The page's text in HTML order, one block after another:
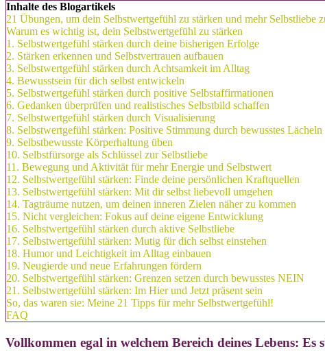
Inhalte des Blogartikels
21 Übungen, um dein Selbstwertgefühl zu stärken und mehr Selbstliebe
Warum es wichtig ist, dein Selbstwertgefühl zu stärken
1. Selbstwertgefühl stärken durch deine bisherigen Erfolge
2. Stärken erkennen und Selbstvertrauen aufbauen
3. Selbstwertgefühl stärken durch Achtsamkeit im Alltag
4. Bewusstsein für dich selbst entwickeln
5. Selbstwertgefühl stärken durch positive Selbstaffirmationen
6. Gedanken überprüfen und realistisches Selbstbild schaffen
7. Selbstwertgefühl stärken durch Visualisierung
8. Selbstwertgefühl stärken: Positive Stimmung durch bewusstes Lächeln
9. Selbstbewusste Körperhaltung üben
10. Selbstfürsorge als Schlüssel zur Selbstliebe
11. Bewegung und Aktivität für mehr Energie und Selbstwert
12. Selbstwertgefühl stärken: Finde deine persönlichen Kraftquellen
13. Selbstwertgefühl stärken: Mit dir selbst liebevoll umgehen
14. Tagträume nutzen, um deinen inneren Zielen näher zu kommen
15. Nicht vergleichen: Fokus auf deine eigene Entwicklung
16. Selbstwertgefühl stärken durch aktive Selbstliebe
17. Selbstwertgefühl stärken: Mutig für dich selbst einstehen
18. Humor und Leichtigkeit im Alltag einbauen
19. Neugierde und neue Erfahrungen fördern
20. Selbstwertgefühl stärken: Grenzen setzen durch bewusstes NEIN
21. Selbstwertgefühl stärken: Im Hier und Jetzt präsent sein
So, das waren sie: Meine 21 Tipps für mehr Selbstwertgefühl!
FAQ
Vollkommen egal in welchem Bereich deines Lebens: